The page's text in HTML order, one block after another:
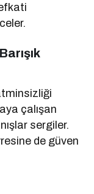
çalışan
sergiler.
de güven